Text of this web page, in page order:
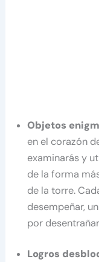
Objetos
en el corazón
examinarás y
de la forma
de la torre.
desempeñar,
por
Logros